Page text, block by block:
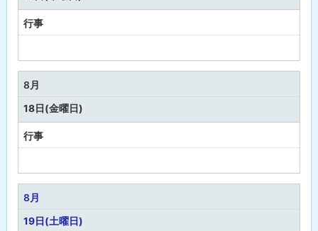
行事
定
な
し
8月
18日(金曜日)
行事
定
な
し
8月
19日(土曜日)